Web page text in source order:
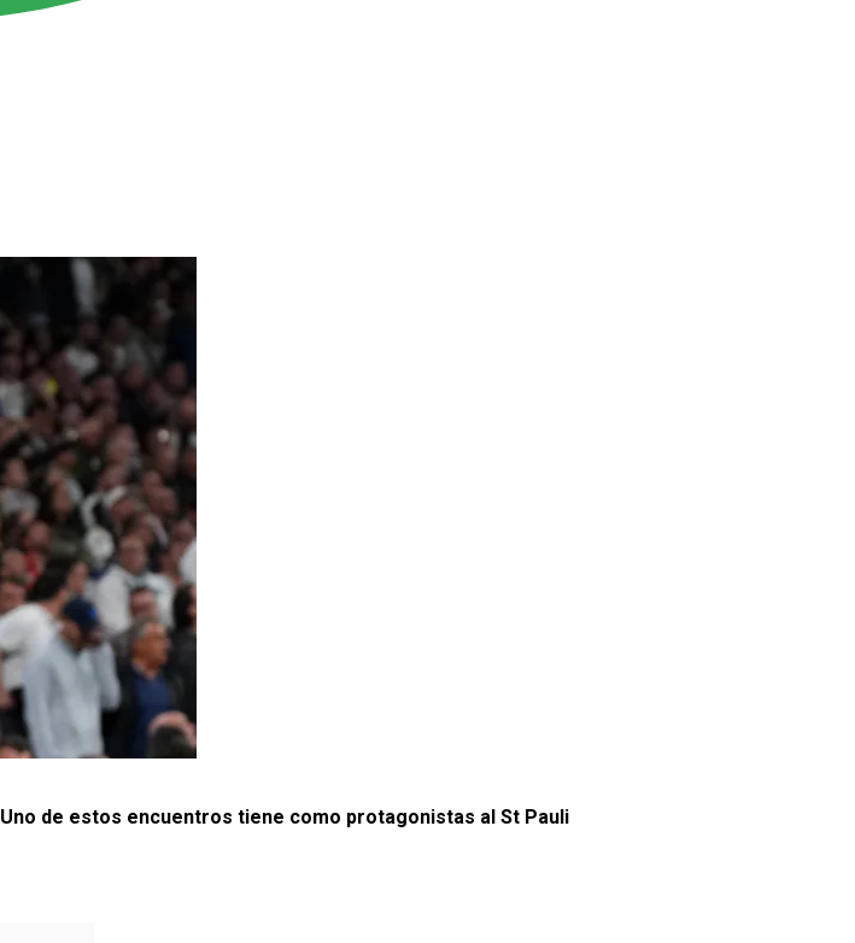
Uno de estos encuentros tiene como protagonistas al St Pauli